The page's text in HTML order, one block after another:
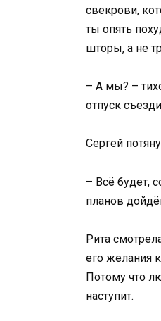
свекрови,
ты опять
шторы, а не
– А мы? –
отпуск
Сергей
– Всё будет,
планов
Рита
его желания
Потому что
наступит.